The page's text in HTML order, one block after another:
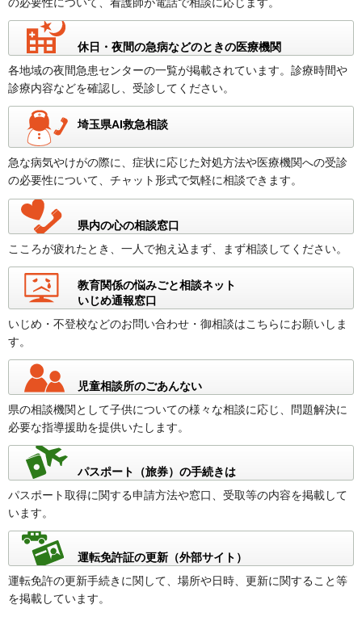
休日・夜間の急病などのときの医療機関
各地域の夜間急患センターの一覧が掲載されています。診療時間や
診療内容などを確認し、受診してください。
埼玉県AI救急相談
急な病気やけがの際に、症状に応じた対処方法や医療機関への受診
の必要性について、チャット形式で気軽に相談できます。
県内の心の相談窓口
こころが疲れたとき、一人で抱え込まず、まず相談してください。
教育関係の悩みごと相談ネット
いじめ通報窓口
いじめ・不登校などのお問い合わせ・御相談はこちらにお願いしま
す。
児童相談所のごあんない
県の相談機関として子供についての様々な相談に応じ、問題解決に
必要な指導援助を提供いたします。
パスポート（旅券）の手続きは
パスポート取得に関する申請方法や窓口、受取等の内容を掲載して
います。
運転免許証の更新（外部サイト）
運転免許の更新手続きに関して、場所や日時、更新に関すること等
を掲載しています。